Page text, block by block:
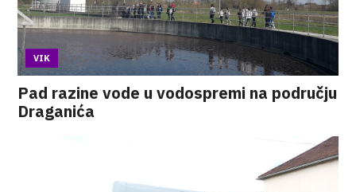
VIK
Pad razine vode u vodospremi na području
Draganića